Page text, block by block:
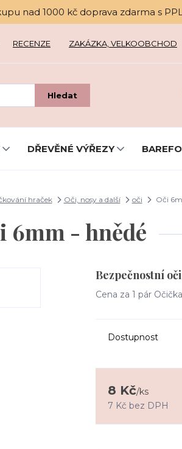
nad 1000 kč doprava zdarma s
RECENZE ZAKÁZKA, VELKOOBCHOD
Hledat
DŘEVĚNÉ VÝŘEZY
hraček Oči, nosy a další oči Oči
6mm - hnědé
Bezpečnostní oči
Cena za 1 pár
Dostupnost
8 Kč/ks
7 Kč bez DPH